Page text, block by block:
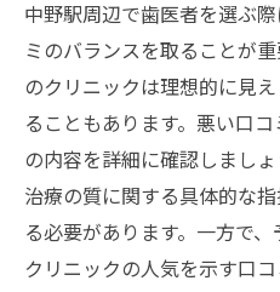
中野駅周辺で歯医者を選ぶ
ミのバランスを取ることが
のクリニックは理想的に見
ることもあります。悪い口
の内容を詳細に確認しまし
治療の質に関する具体的な
る必要があります。一方で
クリニックの人気を示す口